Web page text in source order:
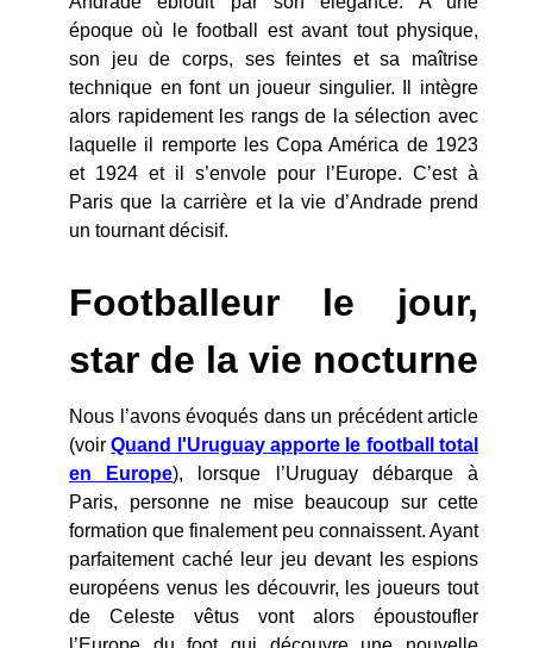
époque où le football est avant tout physique,
son jeu de corps, ses feintes et sa maîtrise
technique en font un joueur singulier. Il intègre
alors rapidement les rangs de la sélection avec
laquelle il remporte les Copa América de 1923
et 1924 et il s’envole pour l’Europe. C’est à
Paris que la carrière et la vie d’Andrade prend
un tournant décisif.
Footballeur le jour,
star de la vie nocturne
Nous l’avons évoqués dans un précédent article
(voirQuand l'Uruguay apporte le football total
en Europe), lorsque l’Uruguay débarque à
Paris, personne ne mise beaucoup sur cette
formation que finalement peu connaissent. Ayant
parfaitement caché leur jeu devant les espions
européens venus les découvrir, les joueurs tout
de Celeste vêtus vont alors époustoufler